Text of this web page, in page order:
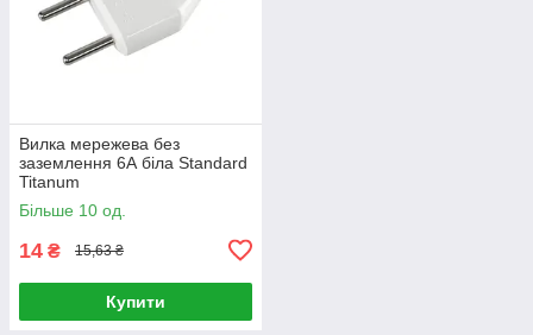
Вилка мережева без
заземлення 6А біла Standard
Titanum
Більше 10 од.
14 ₴ 15,63 ₴
Купити